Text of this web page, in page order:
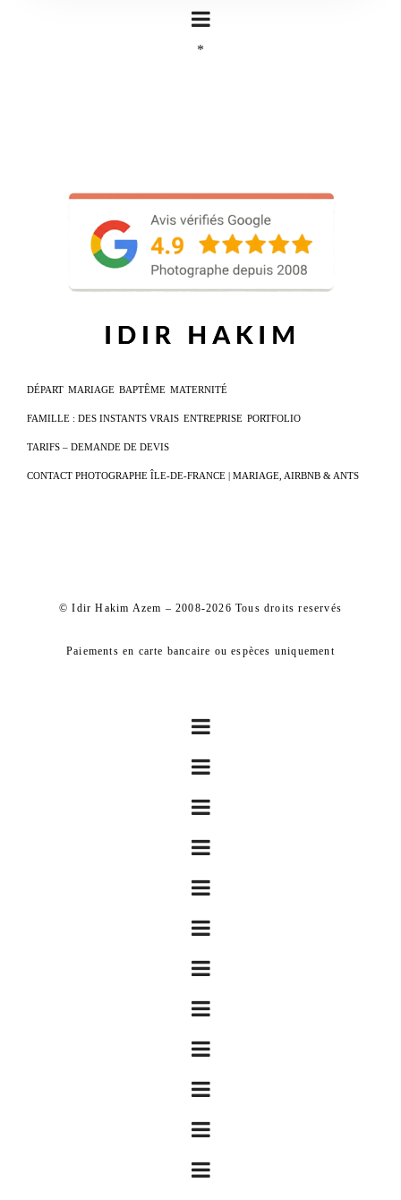
*
DÉPART MARIAGE BAPTÊME MATERNITÉ
FAMILLE : DES INSTANTS VRAIS ENTREPRISE PORTFOLIO
TARIFS – DEMANDE DE DEVIS
CONTACT PHOTOGRAPHE ÎLE-DE-FRANCE | MARIAGE, AIRBNB & ANTS
© Idir Hakim Azem – 2008-2026 Tous droits reservés
Paiements en carte bancaire ou espèces uniquement